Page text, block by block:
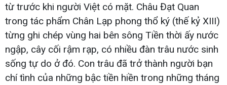
từ trước khi người Việt có mặt. Châu Đạt Quan
trong tác phẩm Chân Lạp phong thổ ký (thế kỷ XIII)
từng ghi chép vùng hai bên sông Tiền thời ấy nước
ngập, cây cối rậm rạp, có nhiều đàn trâu nước sinh
sống tự do ở đó. Con trâu đã trở thành người bạn
chí tình của những bậc tiền hiền trong những tháng